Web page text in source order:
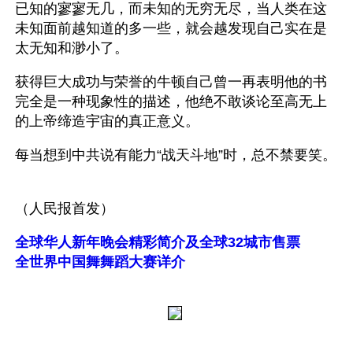
已知的寥寥无几，而未知的无穷无尽，当人类在这
未知面前越知道的多一些，就会越发现自己实在是
太无知和渺小了。
获得巨大成功与荣誉的牛顿自己曾一再表明他的书
完全是一种现象性的描述，他绝不敢谈论至高无上
的上帝缔造宇宙的真正意义。
每当想到中共说有能力“战天斗地”时，总不禁要笑。
（人民报首发）
全球华人新年晚会精彩简介及全球32城市售票
全世界中国舞舞蹈大赛详介